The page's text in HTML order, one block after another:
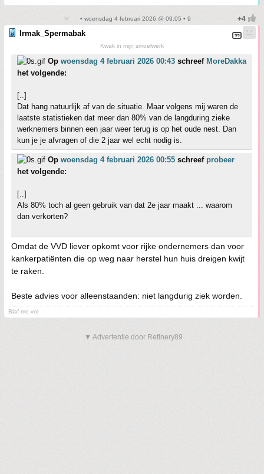
• woensdag 4 februari 2026 @ 09:05 • 9
Irmak_Spermabak
Kwak in mijn smoelwerk
Op woensdag 4 februari 2026 00:43 schreef MoreDakka
het volgende:
[..]
Dat hang natuurlijk af van de situatie. Maar volgens mij waren de
laatste statistieken dat meer dan 80% van de langduring zieke
werknemers binnen een jaar weer terug is op het oude nest. Dan
kun je je afvragen of die 2 jaar wel echt nodig is.
Op woensdag 4 februari 2026 00:55 schreef probeer
het volgende:
[..]
Als 80% toch al geen gebruik van dat 2e jaar maakt ... waarom
dan verkorten?
Omdat de VVD liever opkomt voor rijke ondernemers dan voor
kankerpatiënten die op weg naar herstel hun huis dreigen kwijt
te raken.
Beste advies voor alleenstaanden: niet langdurig ziek worden.
Blaf me vol
▼ Advertentie door Refinery89